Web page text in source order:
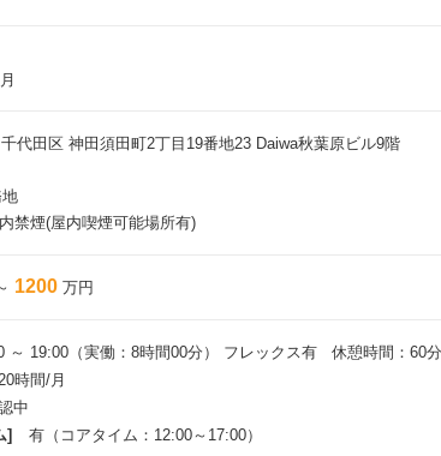
験と照らし合わせていただきながら、ご覧いただければ幸い
、各国に向けたローカライズされた機能開発・UI/UXデザイ
たデザイン
し、ユーザーとビジネスどちらの観点も踏まえながら、
ザインが適切なのかをビジネスサイド・エンジニアとディ
インや幅広いデザイン業務に対応できる体制整備
アイコン作成などもデザインする業務もあり、ここについ
プロダクトデザインに対して裁量を持って取り組める
のサービス設計・プロダクトデザインに対して裁量を持っ
代田区 神田須田町2丁目19番地23 Daiwa秋葉原ビル9階
禁煙(屋内喫煙可能場所有)
1200 万円
～ 19:00（実働：8時間00分） フレックス有 休憩時間：60分
時間/月
中
]
有（コアタイム：12:00～17:00）